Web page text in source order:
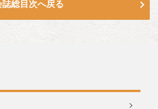
誌総目次へ戻る